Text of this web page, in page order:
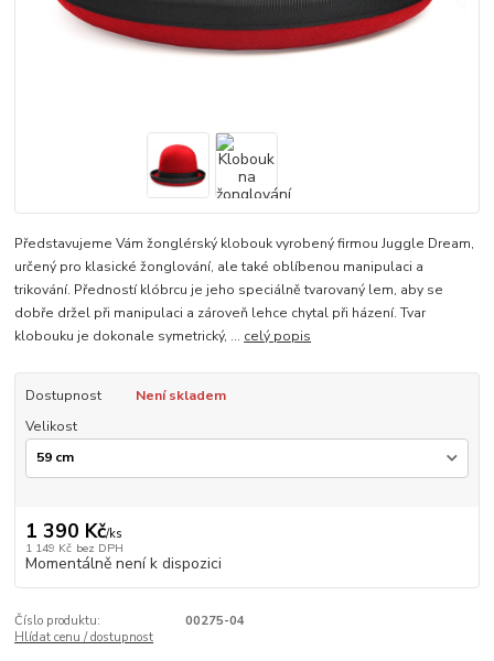
Představujeme Vám žonglérský klobouk vyrobený firmou Juggle Dream,
určený pro klasické žonglování, ale také oblíbenou manipulaci a
trikování. Předností klóbrcu je jeho speciálně tvarovaný lem, aby se
dobře držel při manipulaci a zároveň lehce chytal při házení. Tvar
klobouku je dokonale symetrický, ... celý popis
Dostupnost
Není skladem
Velikost
1 390 Kč/ks
1 149 Kč bez DPH
Momentálně není k dispozici
Číslo produktu:
00275-04
Hlídat cenu / dostupnost